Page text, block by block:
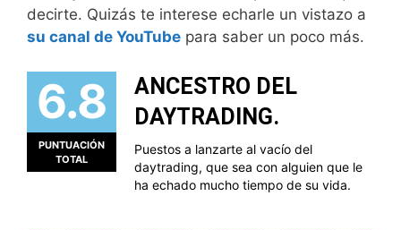
decirte. Quizás te interese echarle un vistazo a
su canal de YouTube para saber un poco más.
6.8
PUNTUACIÓN
TOTAL
ANCESTRO DEL
DAYTRADING.
Puestos a lanzarte al vacío del
daytrading, que sea con alguien que le
ha echado mucho tiempo de su vida.